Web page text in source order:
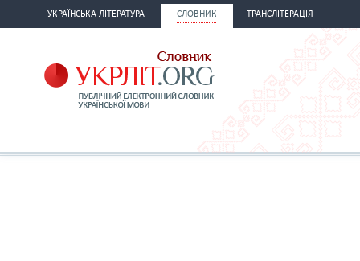
УКРАЇНСЬКА ЛІТЕРАТУРА СЛОВНИК ТРАНСЛІТЕРАЦІЯ